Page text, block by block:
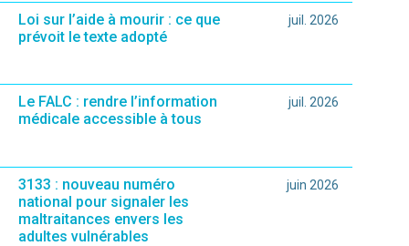
Loi sur l’aide à mourir : ce que
prévoit le texte adopté
juil. 2026
Le FALC : rendre l’information
médicale accessible à tous
juil. 2026
3133 : nouveau numéro
national pour signaler les
maltraitances envers les
adultes vulnérables
juin 2026